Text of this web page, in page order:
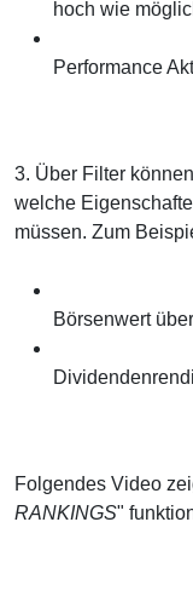
hoch wie
Performance
3. Über Filter
welche
müssen. Zum
Börsenwert
Folgendes Video
RANKINGS"